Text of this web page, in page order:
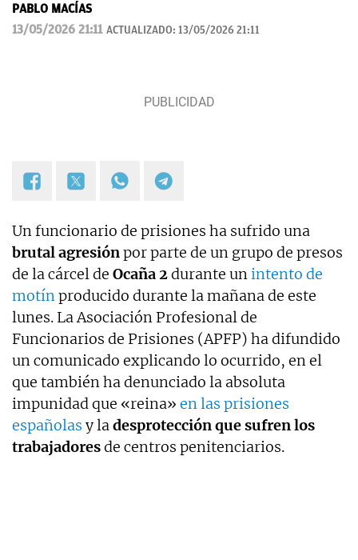
PABLO MACÍAS
13/05/2026 21:11 ACTUALIZADO: 13/05/2026 21:11
Un funcionario de prisiones ha sufrido una
brutal agresiónpor parte de un grupo de presos
de la cárcel de Ocaña2durante unintento de
motínproducido durante la mañana de este
lunes. La Asociación Profesional de
Funcionarios de Prisiones (APFP) ha difundido
un comunicado explicando lo ocurrido, en el
que también ha denunciado la absoluta
impunidad que «reina» en las prisiones
españolas y ladesprotección que sufren los
trabajadoresde centros penitenciarios.